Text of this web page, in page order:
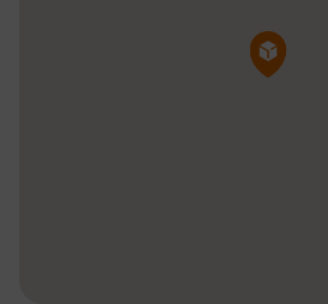
Pin de la carte